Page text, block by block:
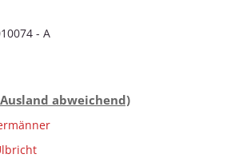
- A
Ausland abweichend)